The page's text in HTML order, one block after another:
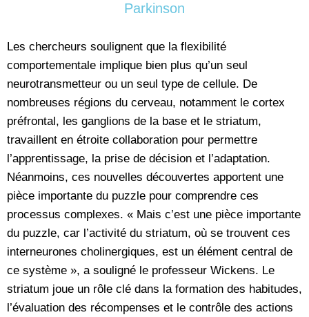
Parkinson
Les chercheurs soulignent que la flexibilité
comportementale implique bien plus qu’un seul
neurotransmetteur ou un seul type de cellule. De
nombreuses régions du cerveau, notamment le cortex
préfrontal, les ganglions de la base et le striatum,
travaillent en étroite collaboration pour permettre
l’apprentissage, la prise de décision et l’adaptation.
Néanmoins, ces nouvelles découvertes apportent une
pièce importante du puzzle pour comprendre ces
processus complexes. « Mais c’est une pièce importante
du puzzle, car l’activité du striatum, où se trouvent ces
interneurones cholinergiques, est un élément central de
ce système », a souligné le professeur Wickens. Le
striatum joue un rôle clé dans la formation des habitudes,
l’évaluation des récompenses et le contrôle des actions